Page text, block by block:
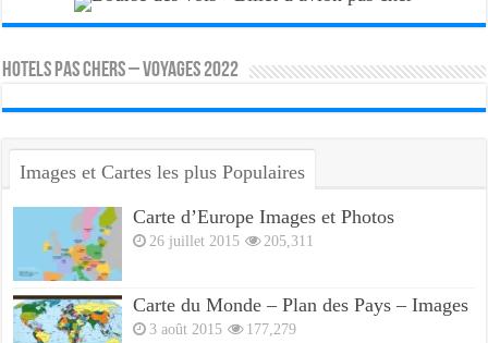
HOTELS PAS CHERS – VOYAGES 2022
Images et Cartes les plus Populaires
Carte d’Europe Images et Photos
26 juillet 2015 205,311
Carte du Monde – Plan des Pays – Images
3 août 2015 177,279